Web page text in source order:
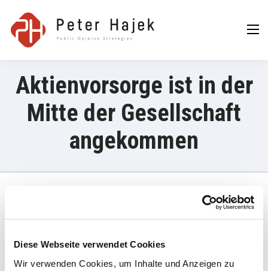
Diese Webseite verwendet Cookies
Wir verwenden Cookies, um Inhalte und Anzeigen zu
Strategies GmbH
Aktienvorsorge ist in der
Mitte der Gesellschaft
angekommen
„Die Zahlen bestätigen: Aktienvorsorge ist in der Mitte der
Gesellschaft angekommen, denn bereits jeder Vierte nimmt
seine Altersvorsorge und Vermögensaufbau selbst in die Hand